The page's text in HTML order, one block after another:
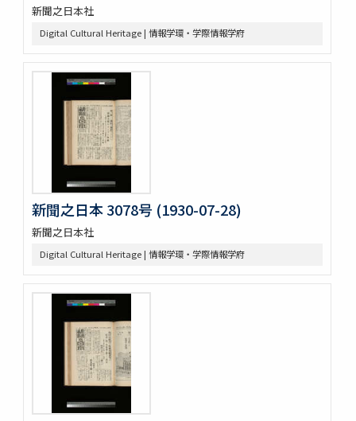
新聞之日本社
Digital Cultural Heritage | 情報学環・学際情報学府
新聞之日本 3078号 (1930-07-28)
新聞之日本社
Digital Cultural Heritage | 情報学環・学際情報学府